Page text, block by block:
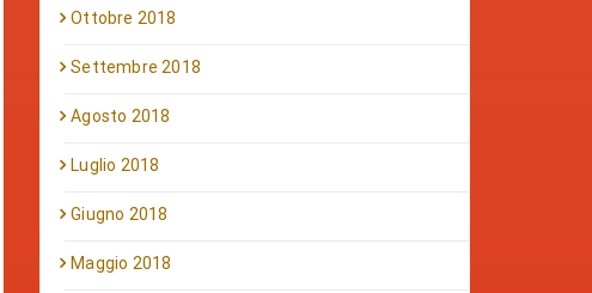
Ottobre 2018
Settembre 2018
Agosto 2018
Luglio 2018
Giugno 2018
Maggio 2018